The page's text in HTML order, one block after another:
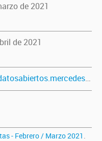
de 2021
de 2021
http://datosabiertos.mercedes.gob.ar/dataset/toma-de-juntas-febrero-2021
- Febrero / Marzo 2021 .